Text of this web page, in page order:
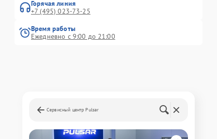
Горячая линия
+7 (495) 023-73-25
Время работы
Ежедневно с 9:00 до 21:00
Сервисный центр Pulsar